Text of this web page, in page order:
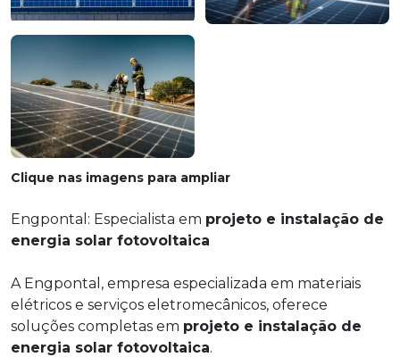
Clique nas imagens para ampliar
Engpontal: Especialista em projeto e instalação de
energia solar fotovoltaica
A Engpontal, empresa especializada em materiais
elétricos e serviços eletromecânicos, oferece
soluções completas em projeto e instalação de
energia solar fotovoltaica.